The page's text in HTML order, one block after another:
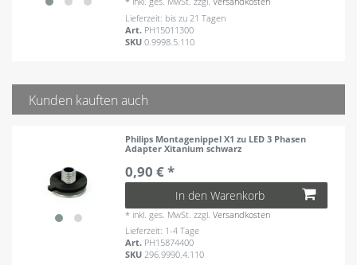
Lieferzeit: bis zu 21 Tagen
Art. PH15011300
SKU0.9998.5.110
Kunden kauften auch
Philips Montagenippel X1 zu LED 3 Phasen
Adapter Xitanium schwarz
0,90 € *
In den Warenkorb
* inkl. ges. MwSt. zzgl.Versandkosten
Lieferzeit: 1-4 Tage
Art. PH15874400
SKU296.9990.4.110